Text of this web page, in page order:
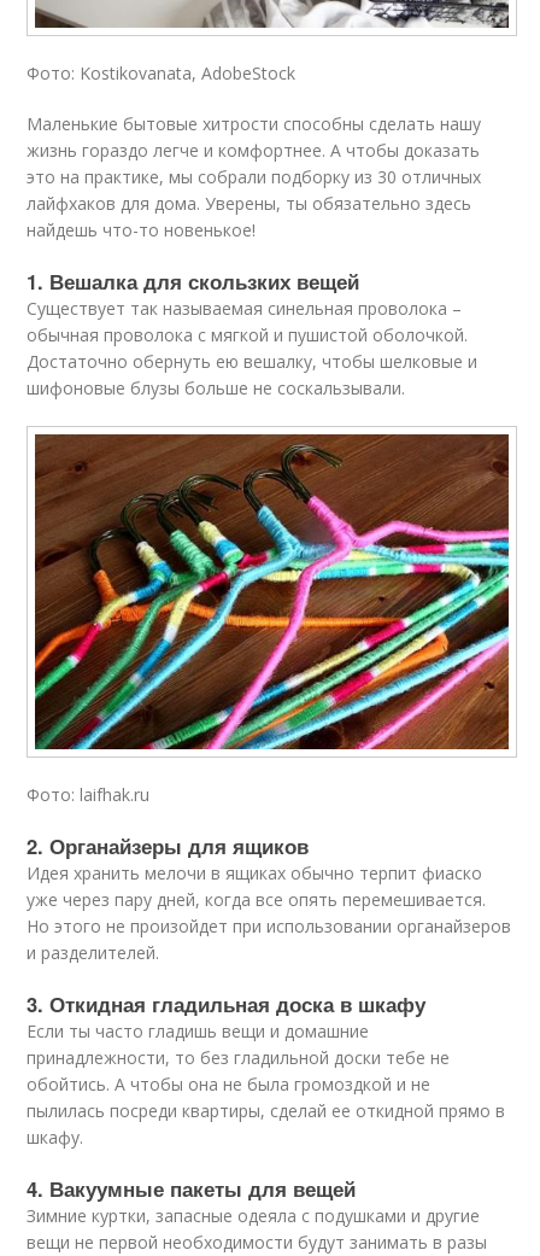
Фото: Kostikovanata, AdobeStock
Маленькие бытовые хитрости способны сделать нашу
жизнь гораздо легче и комфортнее. А чтобы доказать
это на практике, мы собрали подборку из 30 отличных
лайфхаков для дома. Уверены, ты обязательно здесь
найдешь что-то новенькое!
1. Вешалка для скользких вещей
Существует так называемая синельная проволока –
обычная проволока с мягкой и пушистой оболочкой.
Достаточно обернуть ею вешалку, чтобы шелковые и
шифоновые блузы больше не соскальзывали.
Фото: laifhak.ru
2. Органайзеры для ящиков
Идея хранить мелочи в ящиках обычно терпит фиаско
уже через пару дней, когда все опять перемешивается.
Но этого не произойдет при использовании органайзеров
и разделителей.
3. Откидная гладильная доска в шкафу
Если ты часто гладишь вещи и домашние
принадлежности, то без гладильной доски тебе не
обойтись. А чтобы она не была громоздкой и не
пылилась посреди квартиры, сделай ее откидной прямо в
шкафу.
4. Вакуумные пакеты для вещей
Зимние куртки, запасные одеяла с подушками и другие
вещи не первой необходимости будут занимать в разы